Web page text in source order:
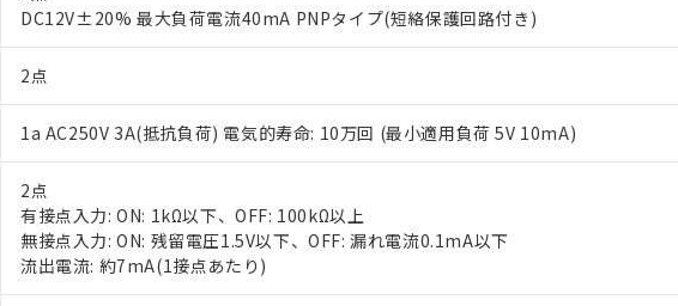
DC12V±20% 最大負荷電流40mA PNPタイプ(短絡保護回路付き)
2点
1a AC250V 3A(抵抗負荷) 電気的寿命: 10万回 (最小適用負荷 5V 10mA)
2点
有接点入力: ON: 1kΩ以下、OFF: 100kΩ以上
無接点入力: ON: 残留電圧1.5V以下、OFF: 漏れ電流0.1mA以下
流出電流: 約7mA(1接点あたり)
ご利用条件
※1 対応状況
対応済み：EU RoHS指令（10物質）の非含有に対応した製品が提供可能な商品です。
対応予定：EU RoHS指令（10物質）の非含有に対応した製品に切り替える予定のある商
対応予定なし：EU RoHS指令（10物質）の非含有に非対応の商品で、対応品を出す予
調査・確認中：EU RoHS指令（10物質）の非含有の対応状況を調査中または確認中の商
非該当品：ライセンス料など無形物で、有害物質有無と関係のない商品です。
※1 中国RoHS○×表